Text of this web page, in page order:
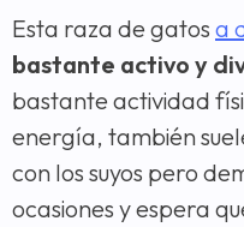
Esta raza de gatos a
bastante activo y
bastante actividad
energía, también
con los suyos pero
ocasiones y espera